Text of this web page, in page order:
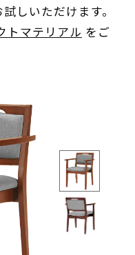
しいただけます。
トマテリアル をご